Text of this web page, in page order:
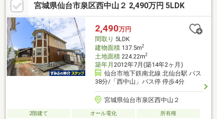
宮城県仙台市泉区西中山２ 2,490万円 5LDK
2,490万円
間取り 5LDK
建物面積137.5m2
土地面積224.22m2
築年月 2012年7月(築14年2ヶ月)
仙台市地下鉄南北線 北仙台駅 バス
38分/「西中山」バス停 停歩4分
宮城県仙台市泉区西中山２
2階建て オール電化 所有権